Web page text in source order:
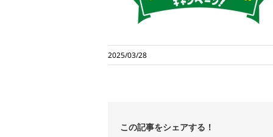
2025/03/28
この記事をシェアする！